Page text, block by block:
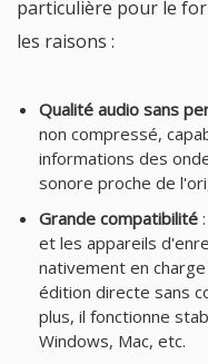
particulière pour le
les raisons :
Qualité audio sans
non compressé,
informations des
sonore proche de
Grande compatibilité
et les appareils
nativement en
édition directe sans
plus, il fonctionne
Windows, Mac, etc.